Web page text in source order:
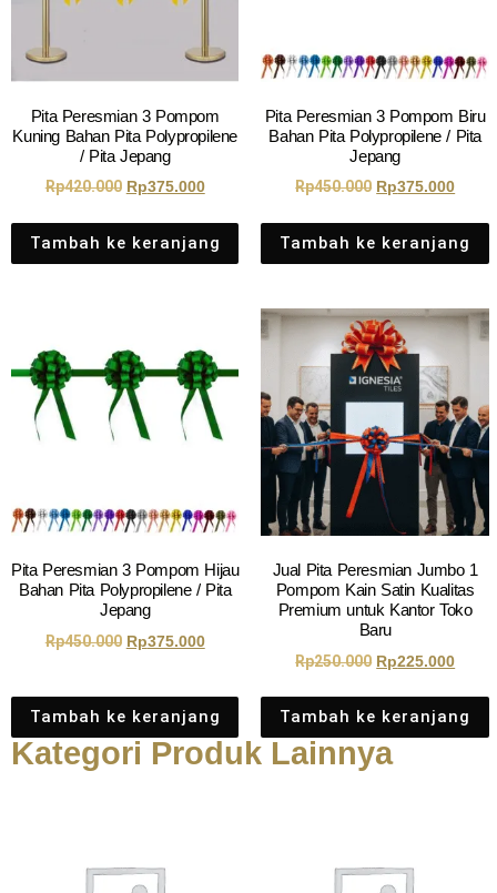
Pita Peresmian 3 Pompom
Kuning Bahan Pita Polypropilene
/ Pita Jepang
Rp420.000 Rp375.000
Tambah ke keranjang
Pita Peresmian 3 Pompom Biru
Bahan Pita Polypropilene / Pita
Jepang
Rp450.000 Rp375.000
Tambah ke keranjang
Pita Peresmian 3 Pompom Hijau
Bahan Pita Polypropilene / Pita
Jepang
Rp450.000 Rp375.000
Tambah ke keranjang
Jual Pita Peresmian Jumbo 1
Pompom Kain Satin Kualitas
Premium untuk Kantor Toko
Baru
Rp250.000 Rp225.000
Tambah ke keranjang
Kategori Produk Lainnya